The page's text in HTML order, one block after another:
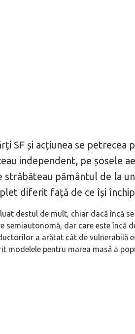
SF și acțiunea se petrecea
independent, pe șosele
străbăteau pământul de la
diferit față de ce își
destul de mult, chiar dacă încă se
dar care este încă
a arătat cât de vulnerabilă
modelele pentru marea masă a